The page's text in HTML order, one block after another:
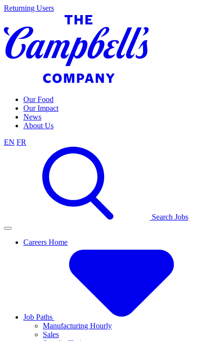
Skip
content
Returning Users
Our Food
Our Impact
News
About Us
EN FR
Search Jobs
Careers Home
Job Paths
Manufacturing Hourly
Sales